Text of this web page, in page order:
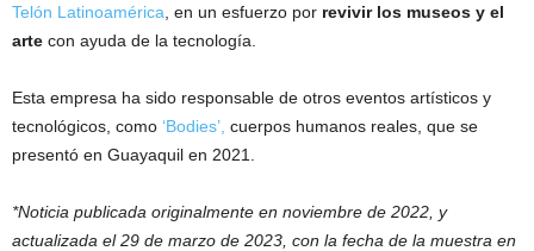
Telón Latinoamérica , en un esfuerzo por revivir los museos y el
arte con ayuda de la tecnología.
Esta empresa ha sido responsable de otros eventos artísticos y
tecnológicos, como ‘Bodies’, cuerpos humanos reales, que se
presentó en Guayaquil en 2021.
*Noticia publicada originalmente en noviembre de 2022, y
actualizada el 29 de marzo de 2023, con la fecha de la muestra en